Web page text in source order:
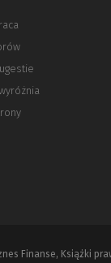
innej
strony)
Finanse, Książki